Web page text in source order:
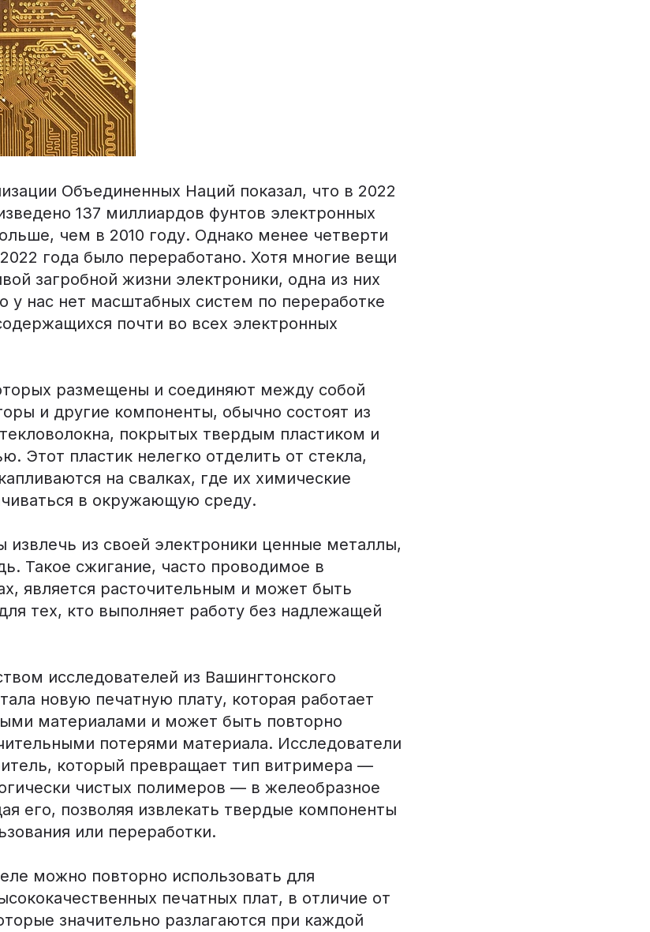
Объединенных Наций показал, что в 2022
137 миллиардов фунтов электронных
чем в 2010 году. Однако менее четверти
года было переработано. Хотя многие вещи
загробной жизни электроники, одна из них
у нас нет масштабных систем по переработке
почти во всех электронных
размещены и соединяют между собой
и другие компоненты, обычно состоят из
покрытых твердым пластиком и
Этот пластик нелегко отделить от стекла,
на свалках, где их химические
в окружающую среду.
извлечь из своей электроники ценные металлы,
Такое сжигание, часто проводимое в
является расточительным и может быть
тех, кто выполняет работу без надлежащей
исследователей из Вашингтонского
новую печатную плату, которая работает
материалами и может быть повторно
потерями материала. Исследователи
который превращает тип витримера —
чистых полимеров — в желеобразное
его, позволяя извлекать твердые компоненты
или переработки.
можно повторно использовать для
печатных плат, в отличие от
значительно разлагаются при каждой